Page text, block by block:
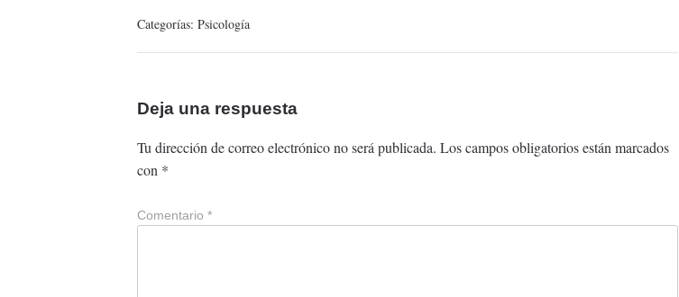
Categorías: Psicología
Deja una respuesta
Tu dirección de correo electrónico no será publicada. Los campos obligatorios están marcados
con *
Comentario *